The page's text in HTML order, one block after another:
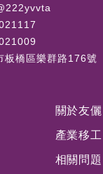
板橋區樂群路176號
關於友儷
產業移工
相關問題